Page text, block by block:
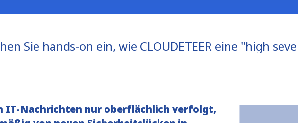
Sie hands-on ein, wie CLOUDETEER eine "high
IT-Nachrichten nur oberflächlich verfolgt,